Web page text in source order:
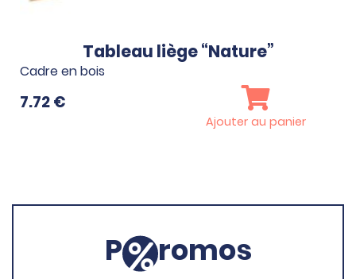
Tableau liège “Nature”
Cadre en bois
7.72€
Ajouter au panier
P romos